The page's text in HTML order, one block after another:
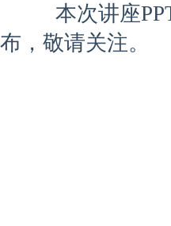
本次讲座PPT
布，敬请关注。